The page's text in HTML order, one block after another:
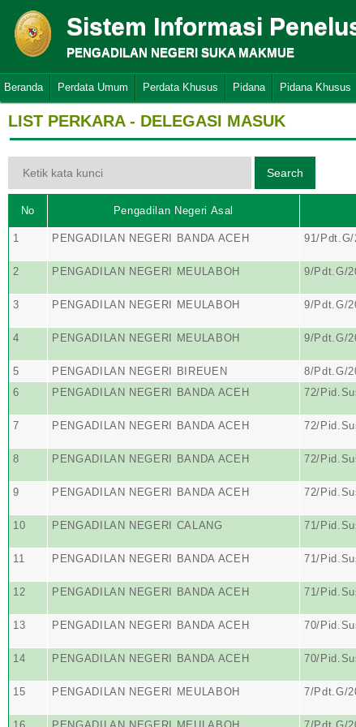
Sistem Informasi
PENGADILAN NEGERI SUKA MAKMUE
Beranda Perdata Umum Perdata Khusus Pidana Pidana Khusus
LIST PERKARA - DELEGASI MASUK
No Pengadilan Negeri Asal
1 PENGADILAN NEGERI BANDA ACEH 91/
2 PENGADILAN NEGERI MEULABOH 9/Pdt.G/
3 PENGADILAN NEGERI MEULABOH 9/Pdt.G/
4 PENGADILAN NEGERI MEULABOH 9/Pdt.G/
5 PENGADILAN NEGERI BIREUEN 8/Pdt.G/
6
PENGADILAN NEGERI BANDA ACEH 72/
7 PENGADILAN NEGERI BANDA ACEH 72/
8 PENGADILAN NEGERI BANDA ACEH 72/
9 PENGADILAN NEGERI BANDA ACEH 72/
10 PENGADILAN NEGERI CALANG 71/
11 PENGADILAN NEGERI BANDA ACEH 71/
12 PENGADILAN NEGERI BANDA ACEH 71/
13 PENGADILAN NEGERI BANDA ACEH 70/
14 PENGADILAN NEGERI BANDA ACEH 70/
15 PENGADILAN NEGERI MEULABOH 7/Pdt.G/